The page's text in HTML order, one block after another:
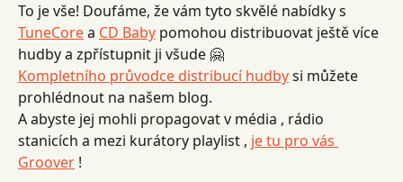
To je vše! Doufáme, že vám tyto skvělé nabídky s
TuneCore a CD Baby pomohou distribuovat ještě více
hudby a zpřístupnit ji všude 🤗
Kompletního průvodce distribucí hudby si můžete
prohlédnout na našem blog.
A abyste jej mohli propagovat v média , rádio
stanicích a mezi kurátory playlist , je tu pro vás
Groover !